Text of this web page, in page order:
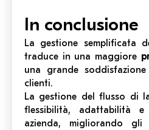
In conclusione
La gestione semplificata
traduce in una maggiore
una grande
clienti.
La gestione del flusso di
flessibilità, adattabilità
azienda, migliorando gli